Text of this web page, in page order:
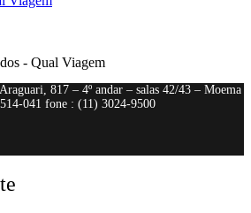
- Qual Viagem
817 – 4º andar – salas 42/43 – Moema
041 fone : (11) 3024-9500